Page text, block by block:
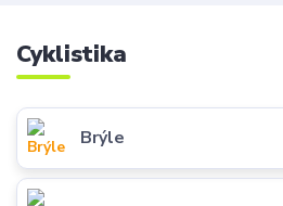
Cyklistika
Brýle